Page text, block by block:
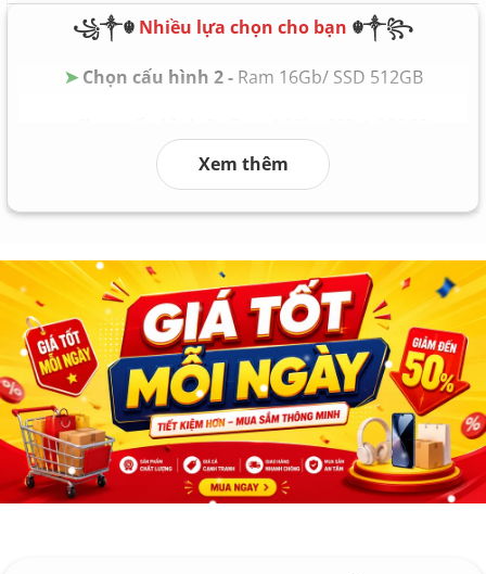
Pin Battery: Nguyên zin theo máy
꧁༒☬ Nhiều lựa chọn cho bạn ☬༒꧂
➤Chọn cấu hình 2 - Ram 16Gb/ SSD 512GB
Chọn cấu hình 4 -Ram 32Gb/ SSD 2.000GB
➤ Chọn cấu hình 6 Ram 128Gb/ SSD 8.000GB
Xem thêm